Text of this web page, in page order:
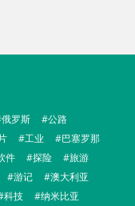
俄罗斯
公路
工业
巴塞罗那
件 探险
旅游
游记
澳大利亚
科技
纳米比亚